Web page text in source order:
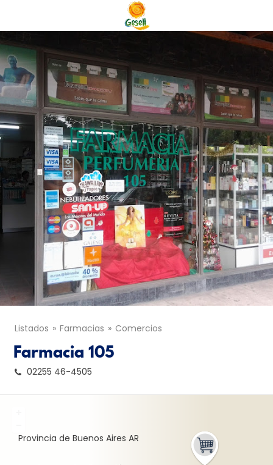
Listados Farmacias Comercios
Farmacia 105
02255 46-4505
Provincia de Buenos Aires AR